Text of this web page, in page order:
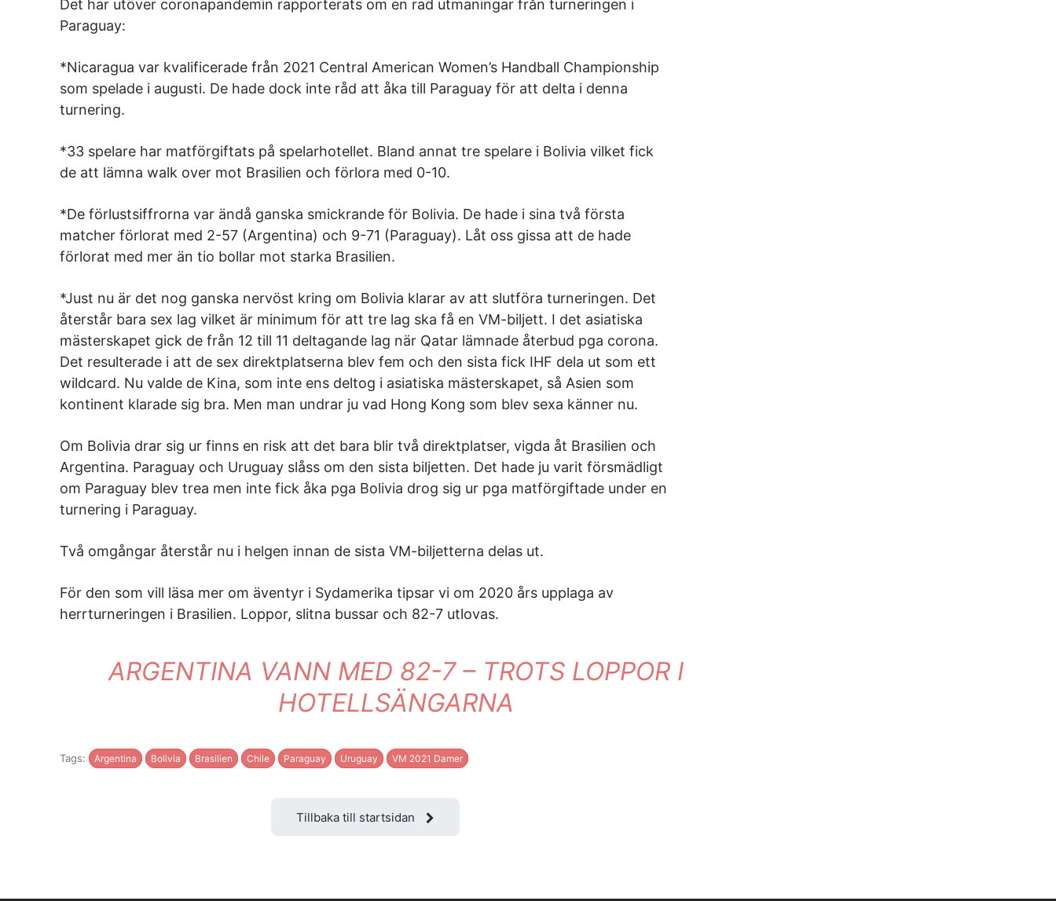
Det har utöver coronapandemin rapporterats om en rad utmaningar från turneringen i
Paraguay:
*Nicaragua var kvalificerade från 2021 Central American Women’s Handball Championship
som spelade i augusti. De hade dock inte råd att åka till Paraguay för att delta i denna
turnering.
*33 spelare har matförgiftats på spelarhotellet. Bland annat tre spelare i Bolivia vilket fick
de att lämna walk over mot Brasilien och förlora med 0-10.
*De förlustsiffrorna var ändå ganska smickrande för Bolivia. De hade i sina två första
matcher förlorat med 2-57 (Argentina) och 9-71 (Paraguay). Låt oss gissa att de hade
förlorat med mer än tio bollar mot starka Brasilien.
*Just nu är det nog ganska nervöst kring om Bolivia klarar av att slutföra turneringen. Det
återstår bara sex lag vilket är minimum för att tre lag ska få en VM-biljett. I det asiatiska
mästerskapet gick de från 12 till 11 deltagande lag när Qatar lämnade återbud pga corona.
Det resulterade i att de sex direktplatserna blev fem och den sista fick IHF dela ut som ett
wildcard. Nu valde de Kina, som inte ens deltog i asiatiska mästerskapet, så Asien som
kontinent klarade sig bra. Men man undrar ju vad Hong Kong som blev sexa känner nu.
Om Bolivia drar sig ur finns en risk att det bara blir två direktplatser, vigda åt Brasilien och
Argentina. Paraguay och Uruguay slåss om den sista biljetten. Det hade ju varit försmädligt
om Paraguay blev trea men inte fick åka pga Bolivia drog sig ur pga matförgiftade under en
turnering i Paraguay.
Två omgångar återstår nu i helgen innan de sista VM-biljetterna delas ut.
För den som vill läsa mer om äventyr i Sydamerika tipsar vi om 2020 års upplaga av
herrturneringen i Brasilien. Loppor, slitna bussar och 82-7 utlovas.
ARGENTINA VANN MED 82-7 – TROTS LOPPOR I
HOTELLSÄNGARNA
Tags: Argentina Bolivia Brasilien Chile Paraguay Uruguay VM 2021 Damer
Tillbaka till startsidan